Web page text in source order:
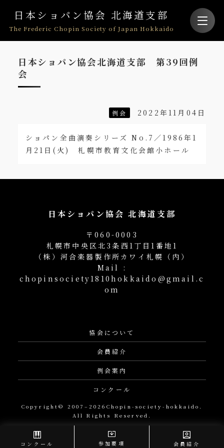
日本ショパン協会 北海道支部
The Frederic Chopin Society of Japan Hokkaido
日本ショパン協会北海道支部 第39回例
会
例会 2022年11月04日
ショパン全曲演奏シリーズ No.7／1986年1
月21日(火) 札幌市教育文化会館小ホール
コンクール 参加要項 会員紹介
日本ショパン協会 北海道支部
〒060-0003
札幌市中央区北3条西1丁目1番地1
（株）河合楽器製作所カワイ札幌（内）
Mail :
chopinsociety1810hokkaido@gmail.c
om
協会について
会員紹介
例会案内
コンクール
Copyright© 2007–2026Chopin-society-hokkaido.
All Rights Reserved.